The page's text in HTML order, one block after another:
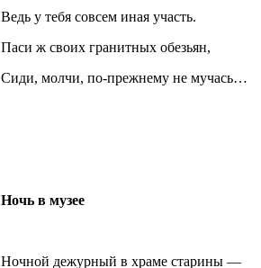
Ведь у тебя совсем иная участь.
Паси ж своих гранитных обезьян,
Сиди, молчи, по-прежнему не мучась…
Ночь в музее
Ночной дежурный в храме старины —